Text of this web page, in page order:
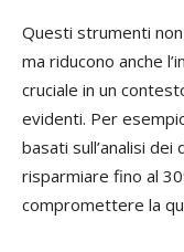
Questi strumenti
ma riducono anche
cruciale in un
evidenti. Per
basati sull’analisi
risparmiare fino al
compromettere la